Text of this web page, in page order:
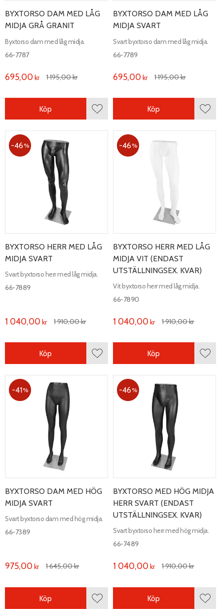
BYXTORSO DAM MED LÅG
MIDJA GRÅ GRANIT
Byxtorso dam med låg midja.
66-7787
695,00 kr 1 195,00kr
Lägg till i favoriter
Köp
BYXTORSO DAM MED LÅG
MIDJA SVART
Svart byxtorso dam med låg midja.
66-7789
695,00 kr 1 195,00kr
Köp
BYXTORSO HERR MED LÅG
MIDJA SVART
Svart byxtorso herr med låg midja.
66-7889
1 040,00 kr 1 910,00kr
46%
Lägg till i favoriter
Köp
BYXTORSO HERR MED LÅG
MIDJA VIT (ENDAST
UTSTÄLLNINGSEX. KVAR)
Vit byxtorso herr med låg midja.
66-7890
1 040,00 kr 1 910,00kr
46%
Köp
BYXTORSO DAM MED HÖG
MIDJA SVART
Svart byxtorso dam med hög midja.
66-7389
975,00 kr 1 645,00kr
41%
Lägg till i favoriter
Köp
BYXTORSO MED HÖG MIDJA
HERR SVART (ENDAST
UTSTÄLLNINGSEX. KVAR)
Svart byxtorso herr med hög midja.
66-7489
1 040,00 kr 1 910,00kr
46%
Köp